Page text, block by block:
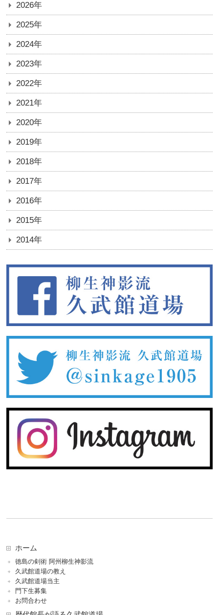
2026年
2025年
2024年
2023年
2022年
2021年
2020年
2019年
2018年
2017年
2016年
2015年
2014年
ホーム
徳島の剣術 阿州柳生神影流
久武館道場の教え
久武館道場当主
門下生募集
お問合わせ